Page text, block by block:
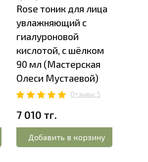
Rose тоник для лица
увлажняющий с
гиалуроновой
кислотой, с шёлком
90 мл (Мастерская
Олеси Мустаевой)
Отзывы: 5
7 010 тг.
Добавить в корзину